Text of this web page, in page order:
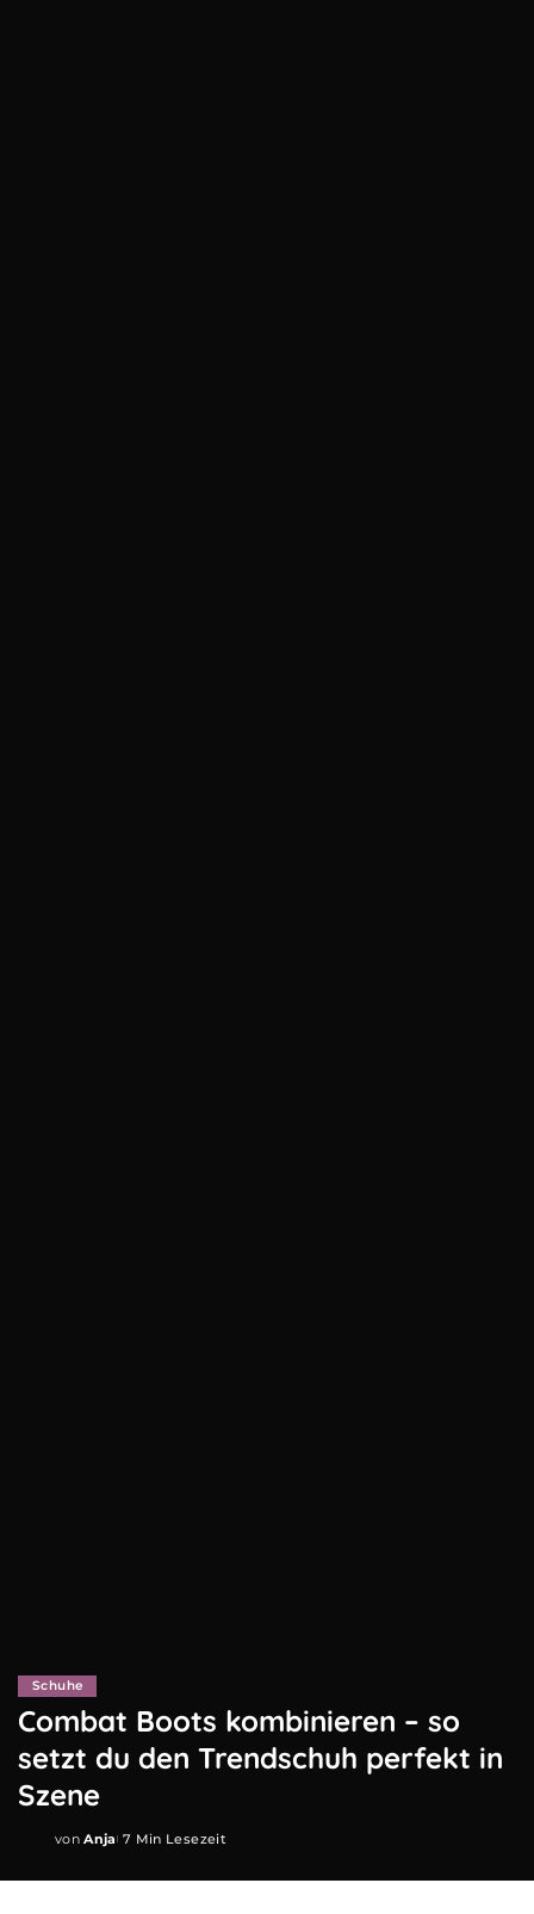
Schuhe
Combat Boots kombinieren – so
setzt du den Trendschuh perfekt in
Szene
Posted
von Anja 7 Min Lesezeit